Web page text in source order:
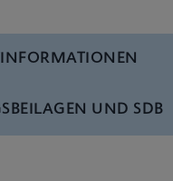
Xpert
UND SDB